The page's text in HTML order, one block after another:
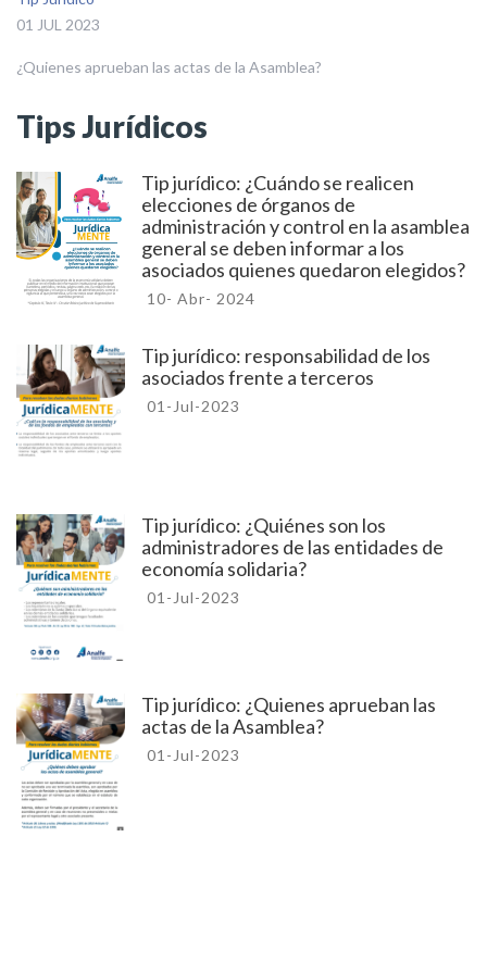
01 JUL 2023
¿Quienes aprueban las actas de la Asamblea?
Tips Jurídicos
Tip jurídico: ¿Cuándo se realicen
elecciones de órganos de
administración y control en la asamblea
general se deben informar a los
asociados quienes quedaron elegidos?
10- Abr- 2024
Tip jurídico: responsabilidad de los
asociados frente a terceros
01-Jul-2023
Tip jurídico: ¿Quiénes son los
administradores de las entidades de
economía solidaria?
01-Jul-2023
Tip jurídico: ¿Quienes aprueban las
actas de la Asamblea?
01-Jul-2023